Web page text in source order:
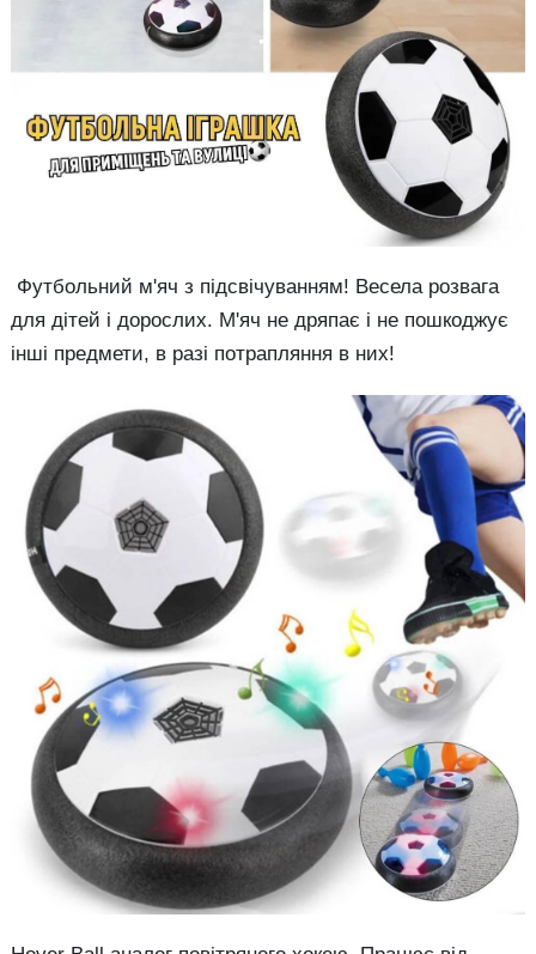
Футбольний м'яч з підсвічуванням! Весела розвага
для дітей і дорослих. М'яч не дряпає і не пошкоджує
інші предмети, в разі потрапляння в них!